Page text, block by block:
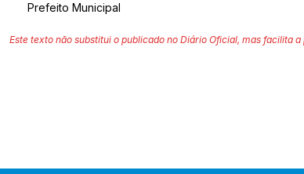
Prefeito Municipal
Este texto não substitui o publicado no Diário Oficial, mas facilita